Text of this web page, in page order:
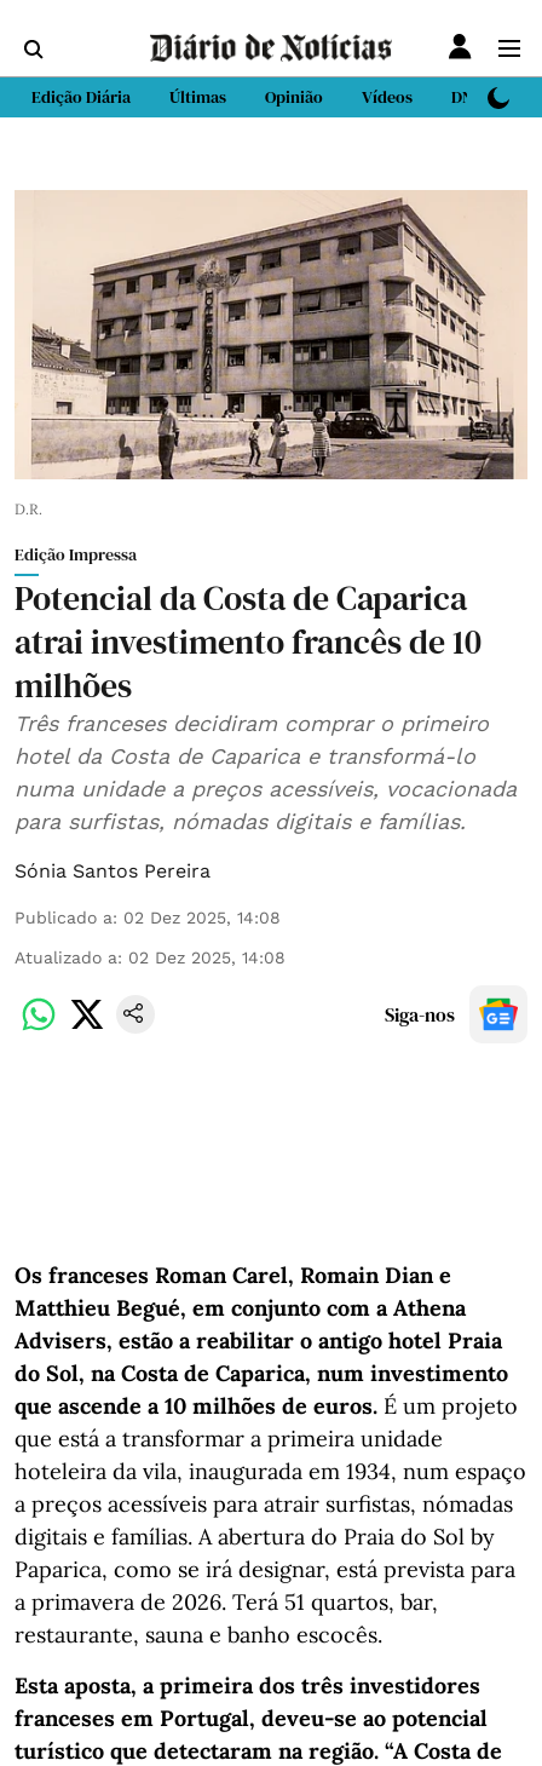
Edição Diária Últimas Opinião Vídeos DN Sport
D.R.
Edição Impressa
Potencial da Costa de Caparica
atrai investimento francês de 10
milhões
Três franceses decidiram comprar o primeiro
hotel da Costa de Caparica e transformá-lo
numa unidade a preços acessíveis, vocacionada
para surfistas, nómadas digitais e famílias.
Sónia Santos Pereira
Publicado a: 02 Dez 2025, 14:08
Atualizado a: 02 Dez 2025, 14:08
Siga-nos
Os franceses Roman Carel, Romain Dian e
Matthieu Begué, em conjunto com a Athena
Advisers, estão a reabilitar o antigo hotel Praia
do Sol, na Costa de Caparica, num investimento
que ascende a 10 milhões de euros. É um projeto
que está a transformar a primeira unidade
hoteleira da vila, inaugurada em 1934, num espaço
a preços acessíveis para atrair surfistas, nómadas
digitais e famílias. A abertura do Praia do Sol by
Paparica, como se irá designar, está prevista para
a primavera de 2026. Terá 51 quartos, bar,
restaurante, sauna e banho escocês.
Esta aposta, a primeira dos três investidores
franceses em Portugal, deveu-se ao potencial
turístico que detectaram na região. “A Costa de